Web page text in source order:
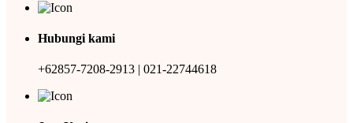
Hubungi kami
+62857-7208-2913 | 021-22744618